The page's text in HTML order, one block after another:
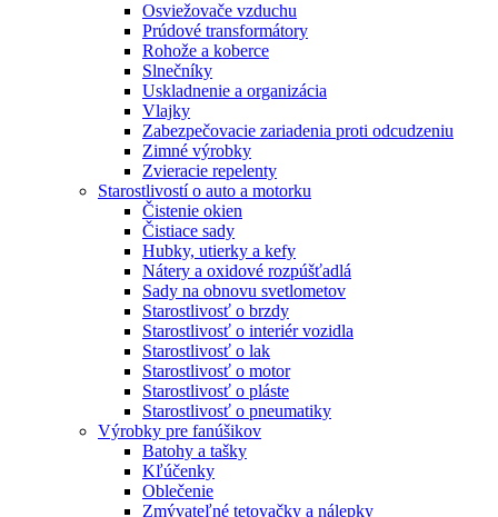
Osviežovače vzduchu
Prúdové transformátory
Rohože a koberce
Slnečníky
Uskladnenie a organizácia
Vlajky
Zabezpečovacie zariadenia proti odcudzeniu
Zimné výrobky
Zvieracie repelenty
Starostlivostí o auto a motorku
Čistenie okien
Čistiace sady
Hubky, utierky a kefy
Nátery a oxidové rozpúšťadlá
Sady na obnovu svetlometov
Starostlivosť o brzdy
Starostlivosť o interiér vozidla
Starostlivosť o lak
Starostlivosť o motor
Starostlivosť o pláste
Starostlivosť o pneumatiky
Výrobky pre fanúšikov
Batohy a tašky
Kľúčenky
Oblečenie
Zmývateľné tetovačky a nálepky